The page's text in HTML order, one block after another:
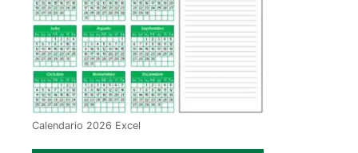
Calendario 2026 Excel